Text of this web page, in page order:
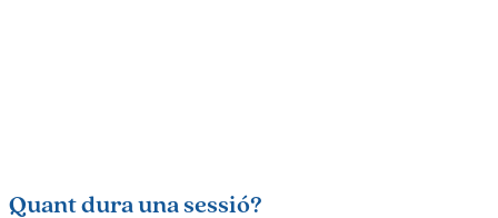
Quant dura una sessió?